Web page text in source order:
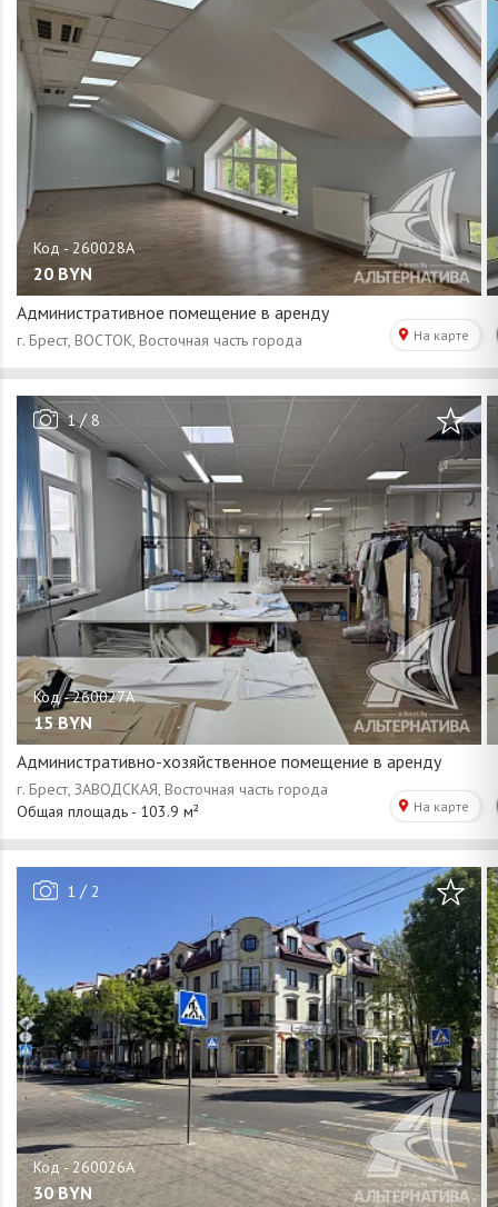
20 BYN
Административное помещение в аренду
1/ 8
15 BYN
Административно-хозяйственное помещение в аренду
1 / 2
30 BYN